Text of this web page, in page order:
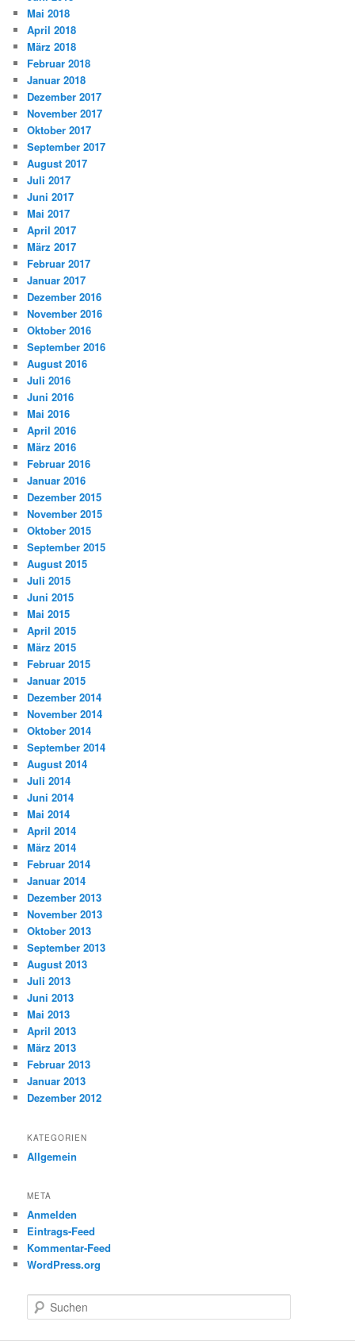
Mai 2018
April 2018
März 2018
Februar 2018
Januar 2018
Dezember 2017
November 2017
Oktober 2017
September 2017
August 2017
Juli 2017
Juni 2017
Mai 2017
April 2017
März 2017
Februar 2017
Januar 2017
Dezember 2016
November 2016
Oktober 2016
September 2016
August 2016
Juli 2016
Juni 2016
Mai 2016
April 2016
März 2016
Februar 2016
Januar 2016
Dezember 2015
November 2015
Oktober 2015
September 2015
August 2015
Juli 2015
Juni 2015
Mai 2015
April 2015
März 2015
Februar 2015
Januar 2015
Dezember 2014
November 2014
Oktober 2014
September 2014
August 2014
Juli 2014
Juni 2014
Mai 2014
April 2014
März 2014
Februar 2014
Januar 2014
Dezember 2013
November 2013
Oktober 2013
September 2013
August 2013
Juli 2013
Juni 2013
Mai 2013
April 2013
März 2013
Februar 2013
Januar 2013
Dezember 2012
KATEGORIEN
Allgemein
META
Anmelden
Eintrags-Feed
Kommentar-Feed
WordPress.org
u